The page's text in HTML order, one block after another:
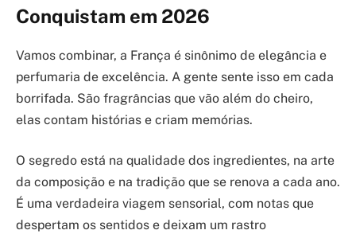
Conquistam em 2026
Vamos combinar, a França é sinônimo de elegância e
perfumaria de excelência. A gente sente isso em cada
borrifada. São fragrâncias que vão além do cheiro,
elas contam histórias e criam memórias.
O segredo está na qualidade dos ingredientes, na arte
da composição e na tradição que se renova a cada ano.
É uma verdadeira viagem sensorial, com notas que
despertam os sentidos e deixam um rastro